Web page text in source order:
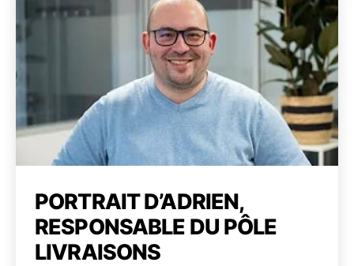
PORTRAIT D’ADRIEN,
RESPONSABLE DU PÔLE
LIVRAISONS